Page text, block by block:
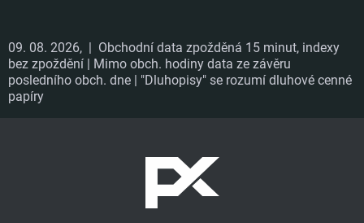
09. 08. 2026, | Obchodní data zpožděná 15 minut, indexy
bez zpoždění | Mimo obch. hodiny data ze závěru
posledního obch. dne | "Dluhopisy" se rozumí dluhové cenné
papíry